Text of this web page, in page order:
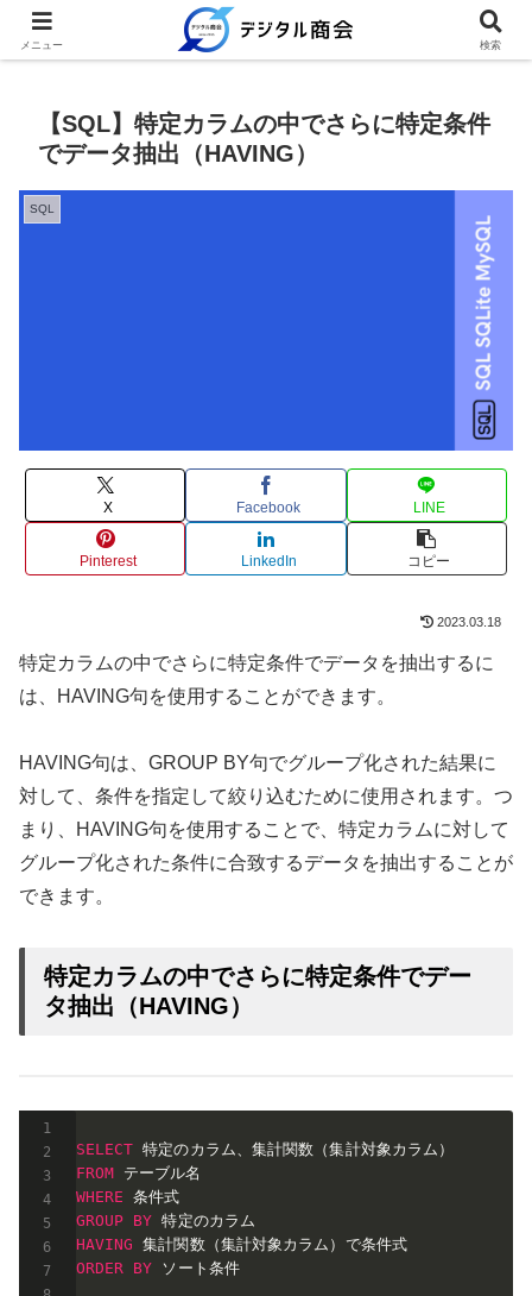
例文を使って繰り返し業務を時短
【SQL】特定カラムの中でさらに特定条件
でデータ抽出（HAVING）
SQL
X Facebook LINE
Pinterest LinkedIn コピー
2023.03.18
特定カラムの中でさらに特定条件でデータを抽出するに
は、HAVING句を使用することができます。
HAVING句は、GROUP BY句でグループ化された結果に
対して、条件を指定して絞り込むために使用されます。つ
まり、HAVING句を使用することで、特定カラムに対して
グループ化された条件に合致するデータを抽出することが
できます。
特定カラムの中でさらに特定条件でデー
タ抽出（HAVING）
SELECT
FROM
WHERE
GROUP BY
HAVING
集計関数（集計対象カラム）で条件式
ORDER BY ソート条件
メニュー 検索